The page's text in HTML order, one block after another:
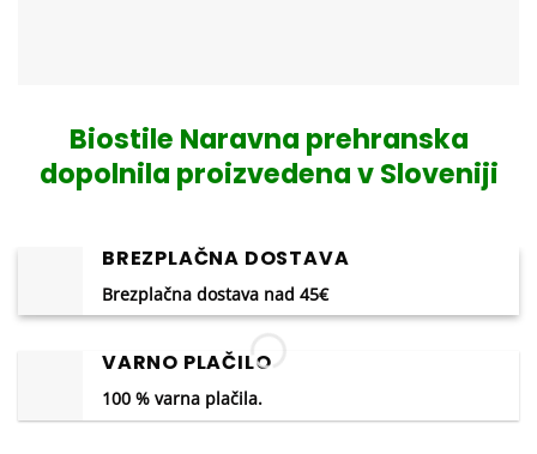
Biostile Naravna prehranska
dopolnila proizvedena v Sloveniji
BREZPLAČNA DOSTAVA
Brezplačna dostava nad 45€
VARNO PLAČILO
100 % varna plačila.